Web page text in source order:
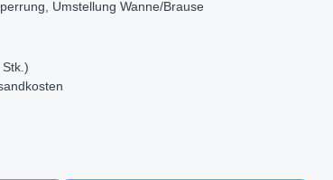
Umstellung Wanne/Brause